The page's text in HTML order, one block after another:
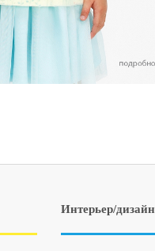
Интерьер/дизайн